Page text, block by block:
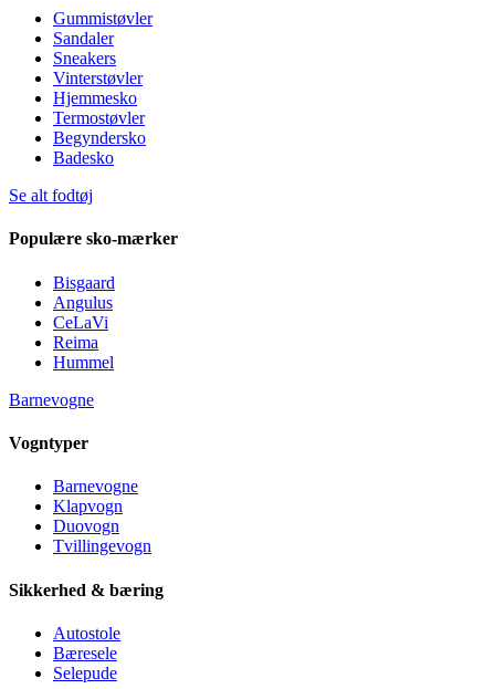
Gummistøvler
Sandaler
Sneakers
Vinterstøvler
Hjemmesko
Termostøvler
Begyndersko
Badesko
Se alt fodtøj
Populære sko-mærker
Bisgaard
Angulus
CeLaVi
Reima
Hummel
Barnevogne
Vogntyper
Barnevogne
Klapvogn
Duovogn
Tvillingevogn
Sikkerhed & bæring
Autostole
Bæresele
Selepude